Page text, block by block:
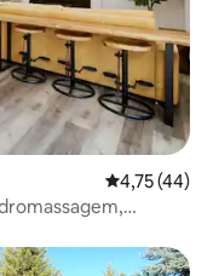
4,75 de uma
4,75 (44)